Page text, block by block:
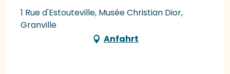
1 Rue d'Estouteville, Musée Christian Dior,
Granville
Anfahrt